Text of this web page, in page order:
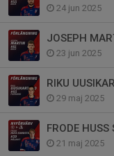
24 jun 2025
JOSEPH
23 jun 2025
RIKU
29 maj 2025
FRODE
21 maj 2025